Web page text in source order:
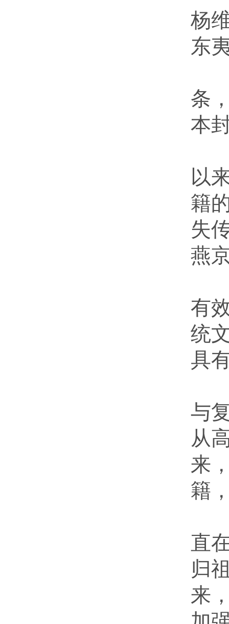
杨
东
条
本
以
籍
失
燕
有
统
具
与
从
来
籍
直
归
来